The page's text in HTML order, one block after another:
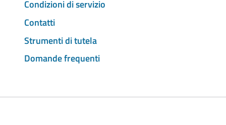
Condizioni di servizio
Contatti
Strumenti di tutela
Domande frequenti